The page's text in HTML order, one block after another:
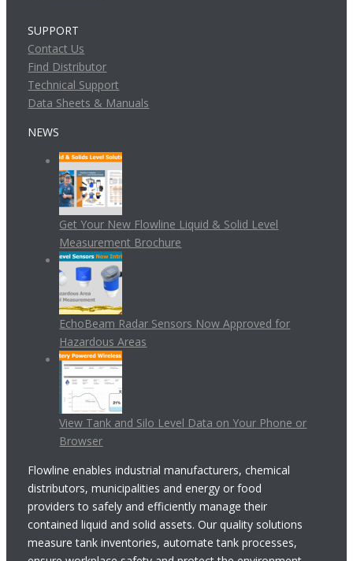
SUPPORT
Contact Us
Find Distributor
Technical Support
Data Sheets & Manuals
NEWS
Get Your New Flowline Liquid & Solid Level
Measurement Brochure
EchoBeam Radar Sensors Now Approved for
Hazardous Areas
View Tank and Silo Level Data on Your Phone or
Browser
Flowline enables industrial manufacturers, chemical
distributors, municipalities and energy or food
providers to safely and efficiently manage their
contained liquid and solid assets. Our quality solutions
measure tank inventories, automate tank processes,